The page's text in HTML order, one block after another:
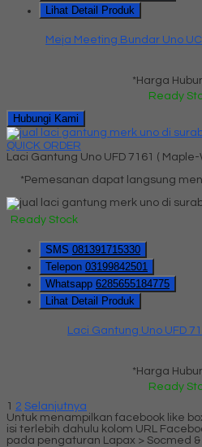
Lihat Detail Produk
Meja Meeting Bundar Uno
*Harga
Ready
Hubungi Kami
QUICK ORDER
Laci Gantung Uno UFD 7161 ( Maple-
*Pemesanan dapat langsung
Ready Stock
SMS 081391715330
Telepon 03199842501
Whatsapp 6285655184775
Lihat Detail Produk
Laci Gantung Uno UFD
*Harga
Ready
1 2 Selanjutnya
Untuk menampilkan facebook like
isi terlebih dahulu kolom URL
pada pengaturan Lapax > Socmed